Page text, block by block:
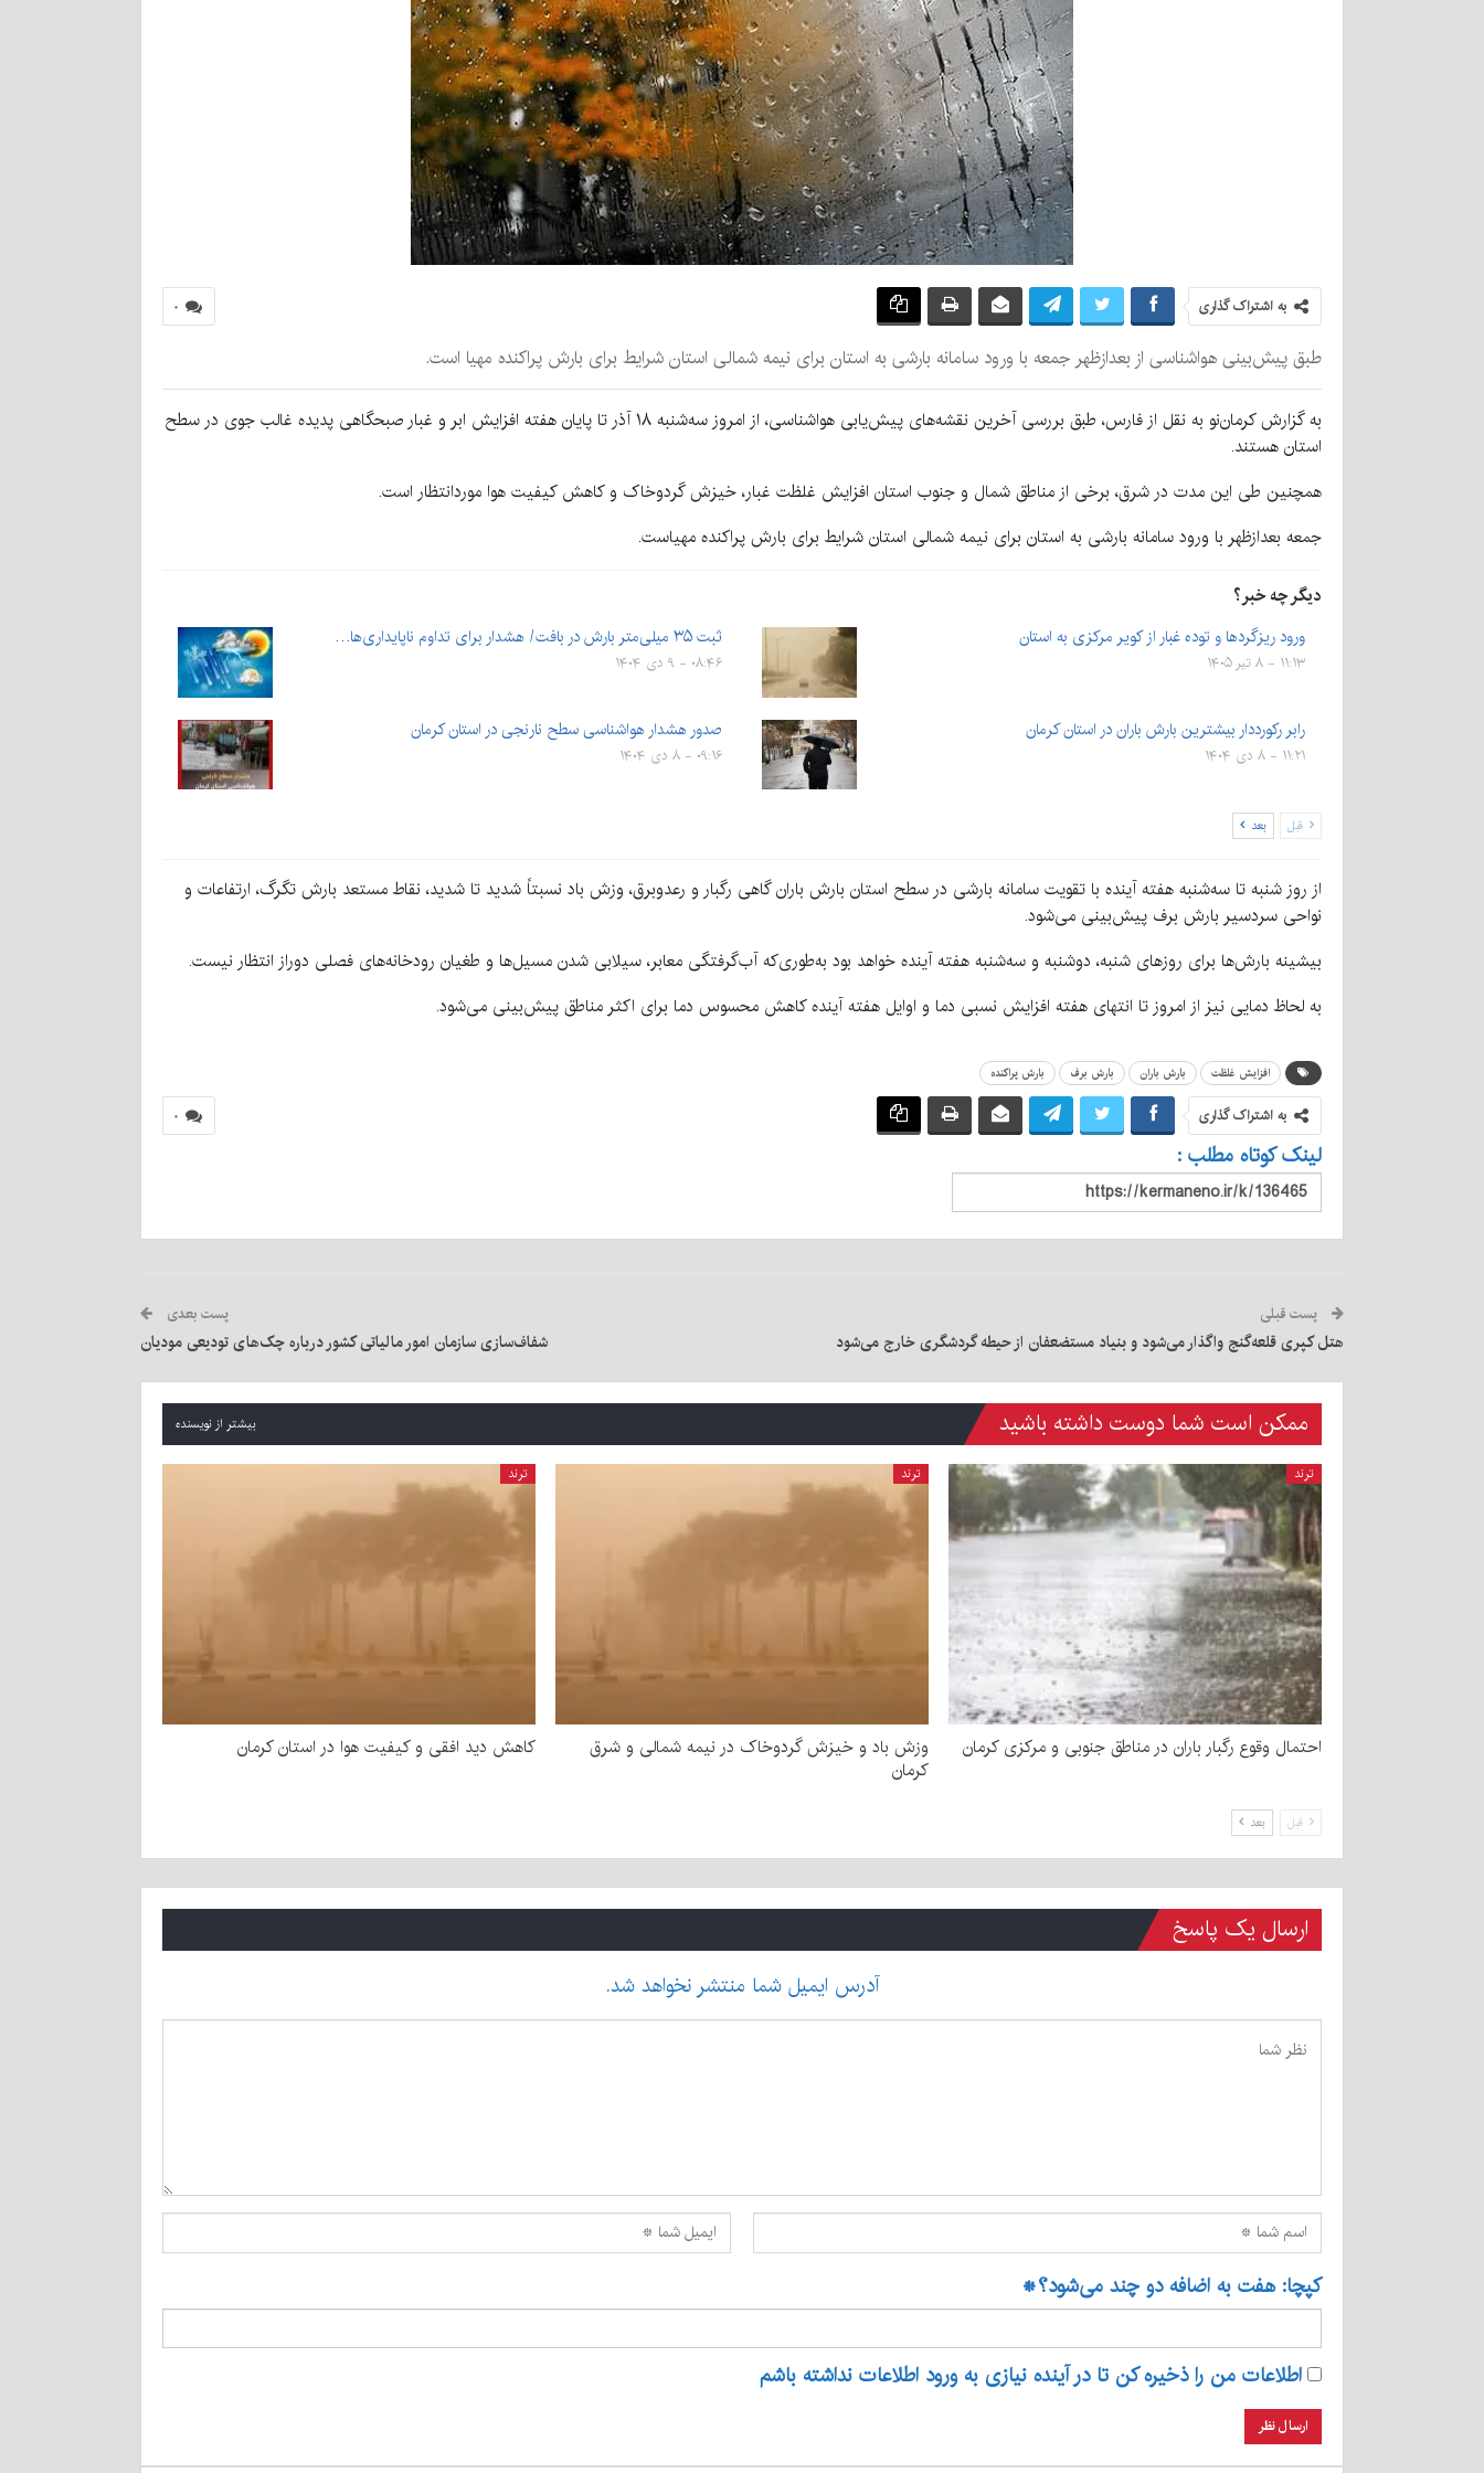
۰ به اشتراک گذاری
طبق پیش‌بینی هواشناسی از بعدازظهر جمعه با ورود سامانه بارشی به استان برای نیمه شمالی استان شرایط برای بارش پراکنده مهیا است.
به گزارش کرمان‌نو به نقل از فارس، طبق بررسی آخرین نقشه‌های پیش‌یابی هواشناسی، از امروز سه‌شنبه ۱۸ آذر تا پایان هفته افزایش ابر و غبار صبحگاهی پدیده غالب جوی در سطح
استان هستند.
همچنین طی این مدت در شرق، برخی از مناطق شمال و جنوب استان افزایش غلظت غبار، خیزش گردوخاک و کاهش کیفیت هوا موردانتظار است.
جمعه بعدازظهر با ورود سامانه بارشی به استان برای نیمه شمالی استان شرایط برای بارش پراکنده مهیاست.
دیگر چه خبر؟
ورود ریزگردها و توده غبار از کویر مرکزی به استان
۱۱:۱۳ - ۸ تیر ۱۴۰۵
ثبت ۳۵ میلی‌متر بارش در بافت/ هشدار برای تداوم ناپایداری‌ها…
۰۸:۴۶ - ۹ دی ۱۴۰۴
رابر رکورددار بیشترین بارش باران در استان کرمان
۱۱:۲۱ - ۸ دی ۱۴۰۴
صدور هشدار هواشناسی سطح نارنجی در استان کرمان
۰۹:۱۶ - ۸ دی ۱۴۰۴
قبل بعد
از روز شنبه تا سه‌شنبه هفته آینده با تقویت سامانه بارشی در سطح استان بارش باران گاهی رگبار و رعدوبرق، وزش باد نسبتاً شدید تا شدید، نقاط مستعد بارش تگرگ، ارتفاعات و
نواحی سردسیر بارش برف پیش‌بینی می‌شود.
بیشینه بارش‌ها برای روزهای شنبه، دوشنبه و سه‌شنبه هفته آینده خواهد بود به‌طوری‌که آب‌گرفتگی معابر، سیلابی شدن مسیل‌ها و طغیان رودخانه‌های فصلی دوراز انتظار نیست.
به لحاظ دمایی نیز از امروز تا انتهای هفته افزایش نسبی دما و اوایل هفته آینده کاهش محسوس دما برای اکثر مناطق پیش‌بینی می‌شود.
افزایش غلظت بارش باران بارش برف بارش پراکنده
۰ به اشتراک گذاری
لینک کوتاه مطلب :
پست قبلی
هتل کپری قلعه‌گنج واگذار می‌شود و بنیاد مستضعفان از حیطه گردشگری خارج می‌شود
پست بعدی
شفاف‌سازی سازمان امور مالیاتی کشور درباره چک‌های تودیعی مودیان
ممکن است شما دوست داشته باشید بیشتر از نویسنده
ترند
احتمال وقوع رگبار باران در مناطق جنوبی و مرکزی کرمان
ترند
وزش باد و خیزش گردوخاک در نیمه شمالی و شرق
کرمان
ترند
کاهش دید افقی و کیفیت هوا در استان کرمان
قبل بعد
ارسال یک پاسخ
آدرس ایمیل شما منتشر نخواهد شد.
کپچا: هفت به اضافه دو چند می‌شود؟*
اطلاعات من را ذخیره کن تا در آینده نیازی به ورود اطلاعات نداشته باشم